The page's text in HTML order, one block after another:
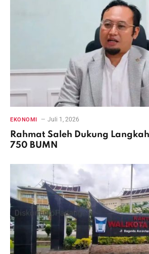
EKONOMI Juli 1, 2026
Rahmat Saleh Dukung
750 BUMN